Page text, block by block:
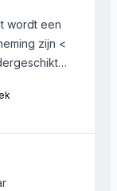
Bij […]
wordt een
zijn <